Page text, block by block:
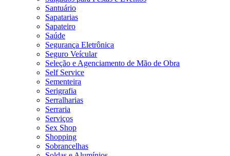
Santuário
Sapatarias
Sapateiro
Saúde
Segurança Eletrônica
Seguro Veícular
Seleção e Agenciamento de Mão de Obra
Self Service
Sementeira
Serigrafia
Serralharias
Serraria
Serviços
Sex Shop
Shopping
Sobrancelhas